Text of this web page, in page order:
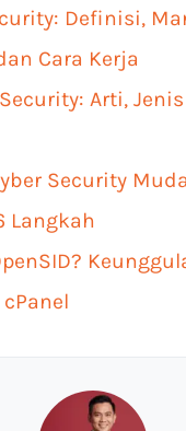
Definisi,
Cara Kerja
Arti,
Security
Langkah